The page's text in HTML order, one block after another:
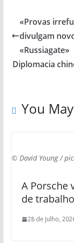
«Provas
divulgam
«Russiagate»
Diplomacia
You
© David Young /
A Porsche
de
28 de Julho,